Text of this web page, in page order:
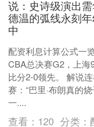
说：史诗级演出
德温的弧线永刻
中
配资利息计算公式一
CBA总决赛G2，上海
比分2-0领先。 解说
赛：“巴里·布朗真的
一....
查看： 120 分类：